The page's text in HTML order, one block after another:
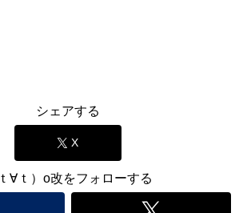
シェアする
X
ｔ∀ｔ）o改をフォローする